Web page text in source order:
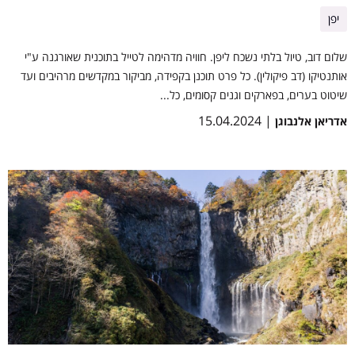
יפן
שלום דוב, טיול בלתי נשכח ליפן. חוויה מדהימה לטייל בתוכנית שאורגנה ע"י
אותנטיקו (דב פיקולין). כל פרט תוכנן בקפידה, מביקור במקדשים מרהיבים ועד
שיטוט בערים, בפארקים וגנים קסומים, כל...
אדריאן אלנבוגן | 15.04.2024